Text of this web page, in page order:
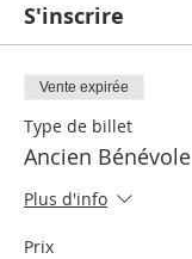
S'inscrire
Vente expirée
Type de billet
Ancien Bénévole
Plus d'info
Prix